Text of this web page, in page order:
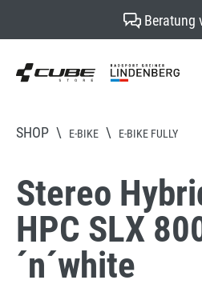
Beratung
SHOP \ E-BIKE \ E-BIKE FULLY
Stereo
HPC SLX
´n´white